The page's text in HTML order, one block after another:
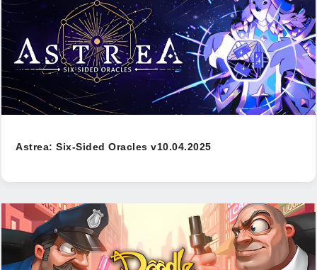
Astrea: Six-Sided Oracles v10.04.2025